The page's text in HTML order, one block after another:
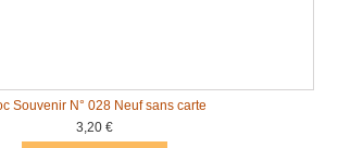
Souvenir N° 028 Neuf sans carte
3,20 €